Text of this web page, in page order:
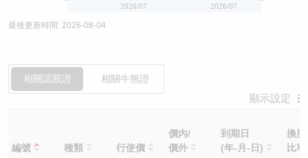
2026/07 2026/07
最後更新時間: 2026-08-04
相關認股證 相關牛熊證
顯示設定
編號 種類 行使價
價內/
價外
到期日
(年-月-日)
換股
比率